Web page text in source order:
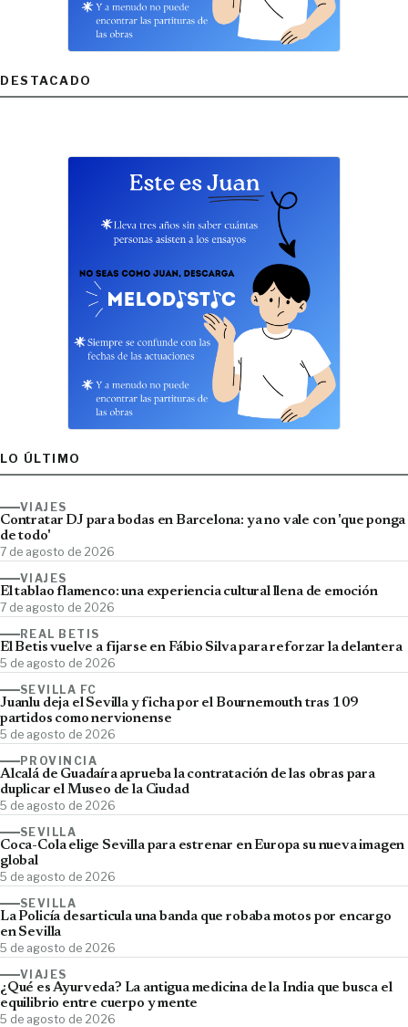
DESTACADO
LO ÚLTIMO
VIAJES
Contratar DJ para bodas en Barcelona: ya no vale con 'que ponga
de todo'
7 de agosto de 2026
VIAJES
El tablao flamenco: una experiencia cultural llena de emoción
7 de agosto de 2026
REAL BETIS
El Betis vuelve a fijarse en Fábio Silva para reforzar la delantera
5 de agosto de 2026
SEVILLA FC
Juanlu deja el Sevilla y ficha por el Bournemouth tras 109
partidos como nervionense
5 de agosto de 2026
PROVINCIA
Alcalá de Guadaíra aprueba la contratación de las obras para
duplicar el Museo de la Ciudad
5 de agosto de 2026
SEVILLA
Coca-Cola elige Sevilla para estrenar en Europa su nueva imagen
global
5 de agosto de 2026
SEVILLA
La Policía desarticula una banda que robaba motos por encargo
en Sevilla
5 de agosto de 2026
VIAJES
¿Qué es Ayurveda? La antigua medicina de la India que busca el
equilibrio entre cuerpo y mente
5 de agosto de 2026